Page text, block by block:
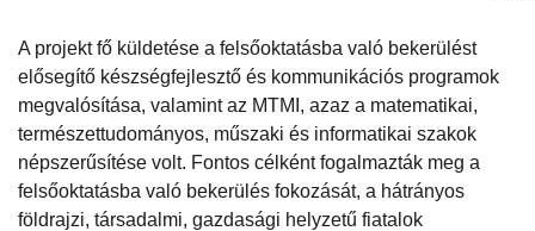
A projekt fő küldetése a felsőoktatásba való bekerülést
elősegítő készségfejlesztő és kommunikációs programok
megvalósítása, valamint az MTMI, azaz a matematikai,
természettudományos, műszaki és informatikai szakok
népszerűsítése volt. Fontos célként fogalmazták meg a
felsőoktatásba való bekerülés fokozását, a hátrányos
földrajzi, társadalmi, gazdasági helyzetű fiatalok